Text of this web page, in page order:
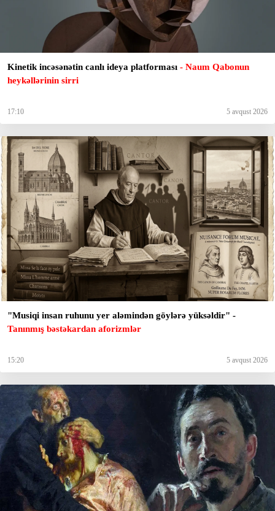
Kinetik incəsənətin canlı ideya platforması - Naum Qabonun
heykəllərinin sirri
17:10 5 avqust 2026
"Musiqi insan ruhunu yer aləmindən göylərə yüksəldir" -
Tanınmış bəstəkardan aforizmlər
15:20 5 avqust 2026